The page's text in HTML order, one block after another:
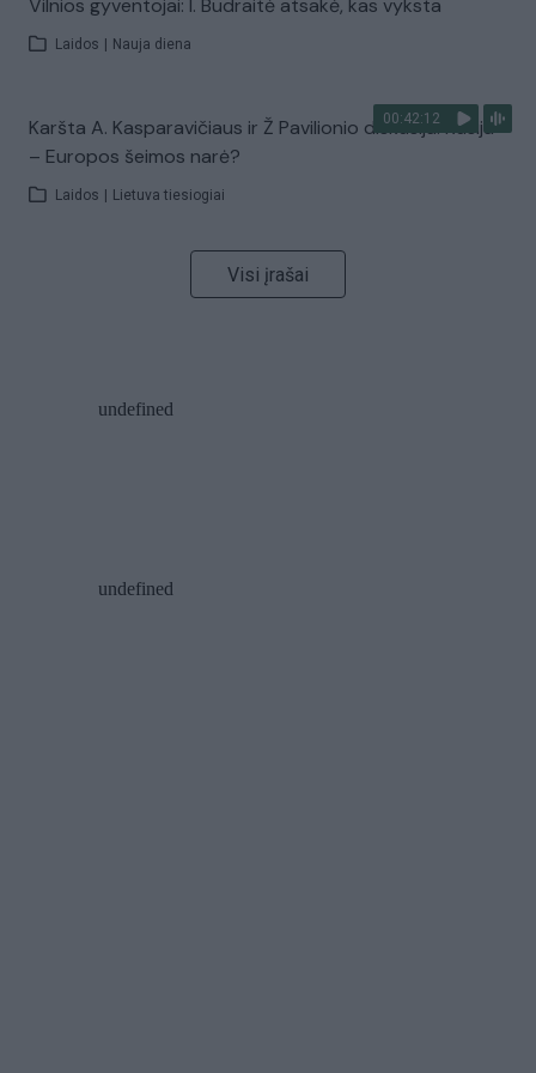
Vilnios gyventojai: I. Budraitė atsakė, kas vyksta
Laidos Nauja diena
00:42:12
Karšta A. Kasparavičiaus ir Ž Pavilionio diskusija: Rusija
– Europos šeimos narė?
Laidos Lietuva tiesiogiai
Visi įrašai